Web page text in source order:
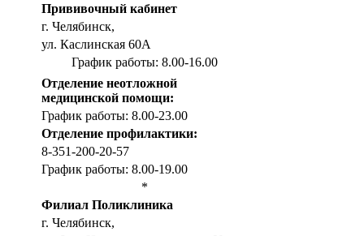
Прививочный кабинет
г. Челябинск,
ул. Каслинская 60А
График работы: 8.00-16.00
Отделение неотложной
медицинской помощи:
График работы: 8.00-23.00
Отделение профилактики:
8-351-200-20-57
График работы: 8.00-19.00
*
Филиал Поликлиника
г. Челябинск,